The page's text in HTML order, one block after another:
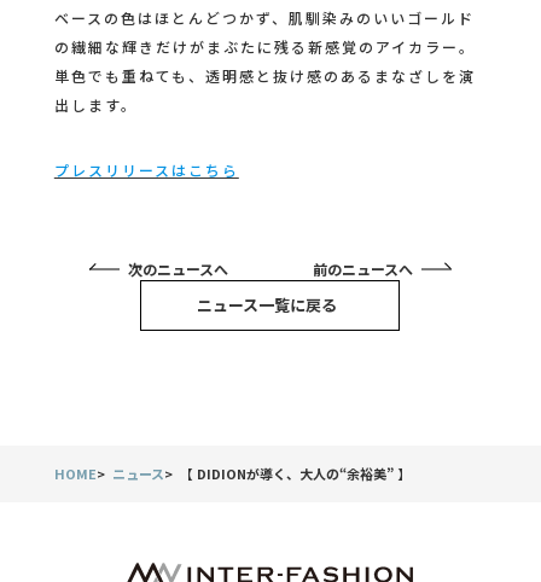
ベースの色はほとんどつかず、肌馴染みのいいゴールド
の繊細な輝きだけがまぶたに残る新感覚のアイカラー。
単色でも重ねても、透明感と抜け感のあるまなざしを演
出します。
プレスリリースはこちら
前のニュースへ
ニュース一覧に戻る
次のニュースへ
HOME ニュース 【 DIDIONが導く、大人の“余裕美” 】